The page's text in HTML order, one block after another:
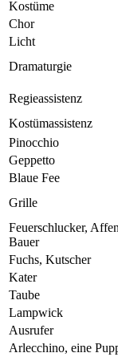
Kostüme
Chor
Licht
Dramaturgie
Regieassistenz
Kostümassistenz
Pinocchio
Geppetto
Blaue Fee
Grille
Feuerschlucker,
Bauer
Fuchs, Kutscher
Kater
Taube
Lampwick
Ausrufer
Arlecchino, eine